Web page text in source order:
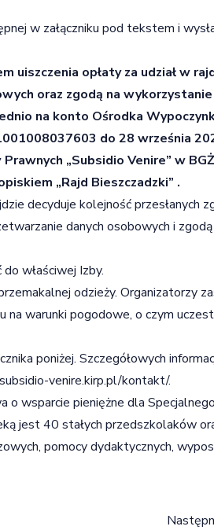
w załączniku pod tekstem i
uiszczenia opłaty za udział w
oraz zgodą na
na konto Ośrodka
do 28 września
„Subsidio Venire” w
„Rajd Bieszczadzki” .
decyduje kolejność przesłanych
danych osobowych i zgodą
właściwej Izby.
odzieży. Organizatorzy
warunki pogodowe, o czym
poniżej. Szczegółowych
venire.kirp.pl/kontakt/.
o wsparcie pieniężne dla
jest 40 stałych przedszkolaków
pomocy dydaktycznych,